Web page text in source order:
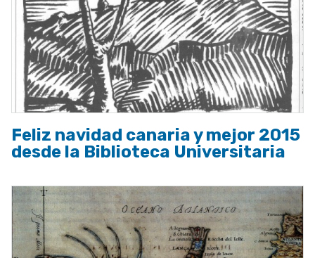
Feliz navidad canaria y mejor 2015
desde la Biblioteca Universitaria